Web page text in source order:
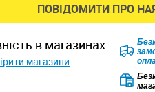
ПОВІДОМИТИ ПРО
в магазинах
магазини